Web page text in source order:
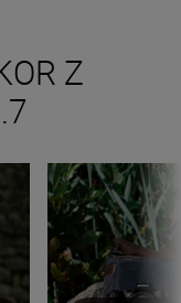
Z
f/1.7
À la découverte